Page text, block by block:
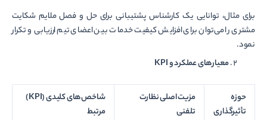
برای مثال، توانایی یک کارشناس پشتیبانی برای حل و فصل ملایم شکایت
مشتری را می‌توان برای افزایش کیفیت خدمات بین اعضای تیم ارزیابی و تکرار
نمود.
معیارهای عملکرد وKPI
حوزه
تأثیرگذاری
مزیت اصلی نظارت
تلفنی
شاخص‌های کلیدی(KPI)
مرتبط